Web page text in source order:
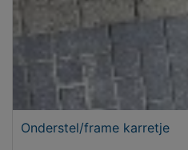
Onderstel/frame karretje